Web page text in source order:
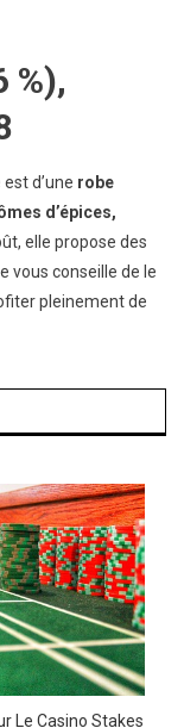
%),
d’une robe
d’épices,
elle propose des
vous conseille de le
pleinement de
Le Casino Stakes